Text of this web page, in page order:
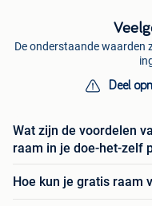
De onderstaande waarden
Deel
Wat zijn de voordelen
raam in je doe-het-zelf
Hoe kun je gratis raam